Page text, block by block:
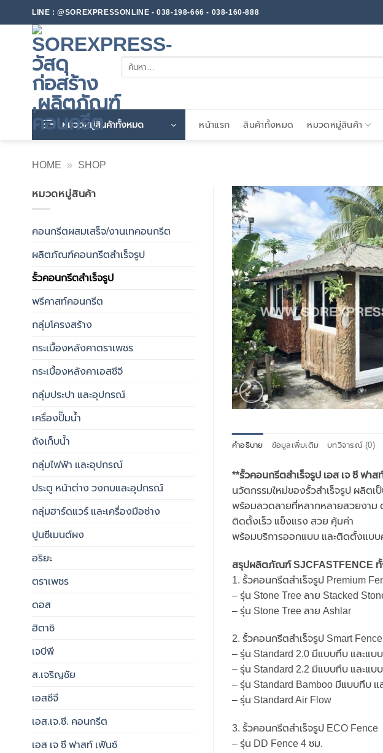
ไป
LINE : @SOREXPRESSONLINE - 038-198-666 - 038-160-888
ค้นหา:
หมวดหมู่สินค้าทั้งหมด หน้าแรก สินค้าทั้งหมด หมวดหมู่สินค้า
HOME » SHOP
หมวดหมู่สินค้า
คอนกรีตผสมเสร็จ/งานเทคอนกรีต
ผลิตภัณฑ์คอนกรีตสำเร็จรูป
รั้วคอนกรีตสำเร็จรูป
พรีคาสท์คอนกรีต
กลุ่มโครงสร้าง
กระเบื้องหลังคาตราเพชร
กระเบื้องหลังคาเอสซีจี
กลุ่มประปา และอุปกรณ์
เครื่องปั๊มน้ำ
ถังเก็บน้ำ
กลุ่มไฟฟ้า และอุปกรณ์
ประตู หน้าต่าง วงกบและอุปกรณ์
กลุ่มฮาร์ดแวร์ และเครื่องมือช่าง
ปูนซีเมนต์ผง
อริยะ
ตราเพชร
ดอส
ฮิตาชิ
เจบีพี
ส.เจริญชัย
เอสซีจี
เอส.เจ.ซี. คอนกรีต
เอส เจ ซี ฟาสท์ เฟ้นซ์
คำอธิบาย ข้อมูลเพิ่มเติม บทวิจารณ์ (0)
**รั้วคอนกรีตสำเร็จรูป เอส เจ ซี ฟาส
นวัตกรรมใหม่ของรั้วสำเร็จรูป ผลิ
พร้อมลวดลายที่หลากหลายสวยงาม
ติดตั้งเร็ว แข็งแรง สวย คุ้มค่า
พร้อมบริการออกแบบ และติดตั้งแบบ
สรุปผลิตภัณฑ์ SJCFASTFENCE
1. รั้วคอนกรีตสำเร็จรูป Premium
– รุ่น Stone Tree ลาย Stacked
– รุ่น Stone Tree ลาย Ashlar
2. รั้วคอนกรีตสำเร็จรูป Smart Fence
– รุ่น Standard 2.0 มีแบบทึบ และแบ
– รุ่น Standard 2.2 มีแบบทึบ และแบ
– รุ่น Standard Bamboo มีแบบทึบ แ
– รุ่น Standard Air Flow
3. รั้วคอนกรีตสำเร็จรูป ECO Fence
– รุ่น DD Fence 4 ซม.